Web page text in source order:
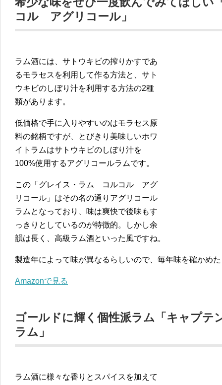
コル アグリコール」
ラム酒には、サトウキビの搾りかすであ
るモラセスを利用して作る方法と、サト
ウキビのしぼり汁を利用する方法の2種
類があります。
低価格で手に入りやすいのはモラセス原
料の銘柄ですが、とびきり美味しいホワ
イトラムはサトウキビのしぼり汁を
100%使用するアグリコールラムです。
この「グレイス・ラム コルコル アグ
リコール」はその名の通りアグリコール
ラムとなっており、味は爽快で後味もす
っきりとしているのが特徴的。しかし余
韻は長く、高級ラム酒といった風ですね。
製造年によって味が異なるらしいので、毎年味を確かめ
Amazonで見る
ゴールドに輝く個性派ラム「キャプ
ラム」
ラム酒に様々な香りとスパイスを加えて